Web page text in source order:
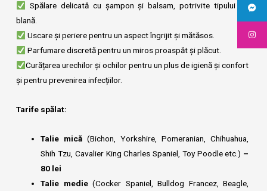
Spălare delicată cu șampon și balsam, potrivite tipului de
blană.
Uscare și periere pentru un aspect îngrijit și mătăsos.
Parfumare discretă pentru un miros proaspăt și plăcut.
Curățarea urechilor și ochilor pentru un plus de igienă și confort
și pentru prevenirea infecțiilor.
Tarife spălat:
Talie mică(Bichon, Yorkshire, Pomeranian, Chihuahua,
Shih Tzu, Cavalier King Charles Spaniel, Toy Poodle etc.) –
80 lei
Talie medie(Cocker Spaniel, Bulldog Francez, Beagle,